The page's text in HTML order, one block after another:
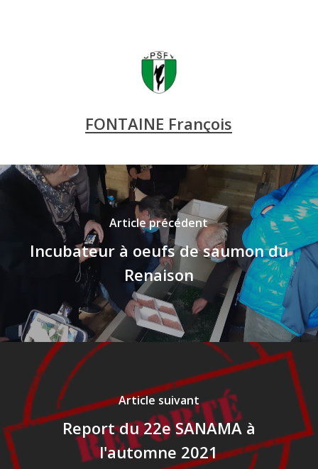
FONTAINE François
Article précédent
Incubateur à oeufs de saumon du
Renaison
Article suivant
Report du 22e SANAMA à
l'automne 2021